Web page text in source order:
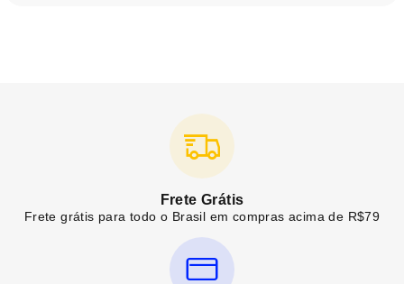
Frete Grátis
Frete grátis para todo o Brasil em compras acima de R$79